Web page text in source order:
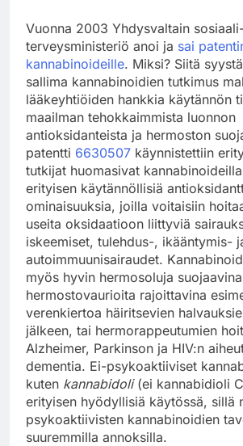
Vuonna 2003 Yhdysvaltain
terveysministeriö anoi ja sai
kannabinoideille. Miksi? Siitä
sallima kannabinoidien tutkimus
lääkeyhtiöiden hankkia käytännön
maailman tehokkaimmista luonnon
antioksidanteista ja hermoston
patentti 6630507 käynnistettiin
tutkijat huomasivat
erityisen käytännöllisiä
ominaisuuksia, joilla voitaisiin
useita oksidaatioon liittyviä
iskeemiset, tulehdus-, ikääntymis-
autoimmuunisairaudet.
myös hyvin hermosoluja
hermostovaurioita rajoittavina
verenkiertoa häiritsevien
jälkeen, tai hermorappeutumien
Alzheimer, Parkinson ja HIV:n
dementia. Ei-psykoaktiiviset
kuten kannabidoli(ei kannabidioli
erityisen hyödyllisiä käytössä, sillä
psykoaktiivisten kannabinoidien
suuremmilla annoksilla.